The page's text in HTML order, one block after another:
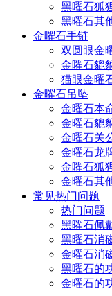
黑曜石狐
黑曜石其
金曜石手链
双圆眼金
金曜石貔
猫眼金曜
金曜石吊坠
金曜石本
金曜石貔
金曜石关
金曜石龙
金曜石狐
金曜石其
常见热门问题
热门问题
黑曜石佩
黑曜石消
金曜石消
黑曜石的
金曜石的